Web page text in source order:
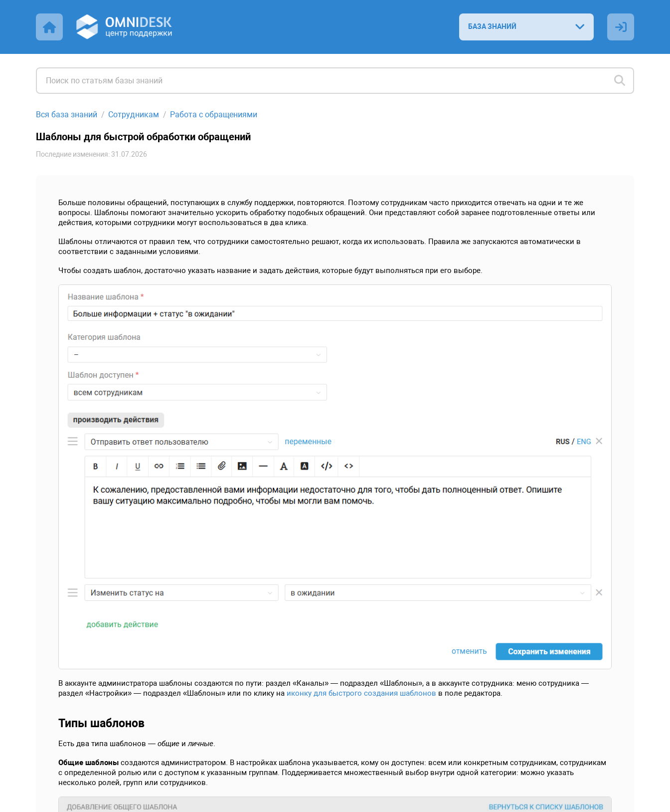
БАЗА ЗНАНИЙ
Вся база знаний Сотрудникам Работа с обращениями
Шаблоны для быстрой обработки обращений
Последние изменения: 31.07.2026
Больше половины обращений, поступающих в службу поддержки, повторяются. Поэтому сотрудникам часто приходится отвечать на одни и те же
вопросы. Шаблоны помогают значительно ускорить обработку подобных обращений. Они представляют собой заранее подготовленные ответы или
действия, которыми сотрудники могут воспользоваться в два клика.
Шаблоны отличаются от правил тем, что сотрудники самостоятельно решают, когда их использовать. Правила же запускаются автоматически в
соответствии с заданными условиями.
Чтобы создать шаблон, достаточно указать название и задать действия, которые будут выполняться при его выборе.
В аккаунте администратора шаблоны создаются по пути: раздел «Каналы» — подраздел «Шаблоны», а в аккаунте сотрудника: меню сотрудника —
раздел «Настройки» — подраздел «Шаблоны» или по клику на иконку для быстрого создания шаблонов в поле редактора.
Типы шаблонов
Есть два типа шаблонов — общие иличные.
Общие шаблоны создаются администратором. В настройках шаблона указывается, кому он доступен: всем или конкретным сотрудникам, сотрудникам
с определенной ролью или с доступом к указанным группам. Поддерживается множественный выбор внутри одной категории: можно указать
несколько ролей, групп или сотрудников.